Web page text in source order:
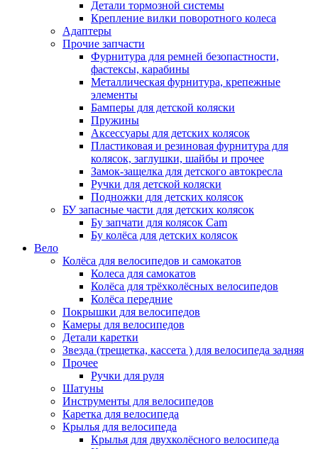
Детали тормозной системы
Крепление вилки поворотного колеса
Адаптеры
Прочие запчасти
Фурнитура для ремней безопастности,
фастексы, карабины
Металлическая фурнитура, крепежные
элементы
Бамперы для детской коляски
Пружины
Аксессуары для детских колясок
Пластиковая и резиновая фурнитура для
колясок, заглушки, шайбы и прочее
Замок-защелка для детского автокресла
Ручки для детской коляски
Подножки для детских колясок
БУ запасные части для детских колясок
Бу запчати для колясок Cam
Бу колёса для детских колясок
Вело
Колёса для велосипедов и самокатов
Колеса для самокатов
Колёса для трёхколёсных велосипедов
Колёса передние
Покрышки для велосипедов
Камеры для велосипедов
Детали каретки
Звезда (трещетка, кассета ) для велосипеда задняя
Прочее
Ручки для руля
Шатуны
Инструменты для велосипедов
Каретка для велосипеда
Крылья для велосипеда
Крылья для двухколёсного велосипеда